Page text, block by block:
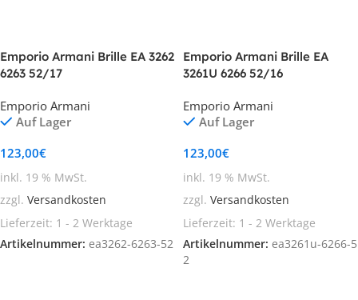
Emporio Armani Brille EA 3262
6263 52/17
Emporio Armani
Auf Lager
123,00€
inkl. 19 % MwSt.
zzgl. Versandkosten
Lieferzeit: 1 - 2 Werktage
Artikelnummer: ea3262-6263-52
Emporio Armani Brille EA
3261U 6266 52/16
Emporio Armani
Auf Lager
123,00€
inkl. 19 % MwSt.
zzgl. Versandkosten
Lieferzeit: 1 - 2 Werktage
Artikelnummer: ea3261u-6266-5
2